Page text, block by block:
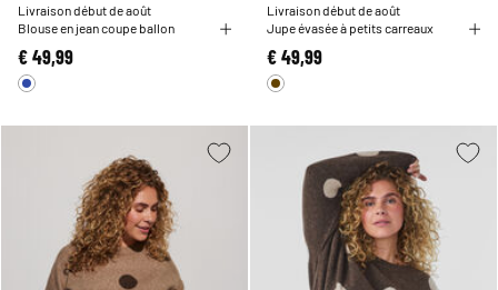
Livraison début de août
Blouse en jean coupe ballon
€ 49,99
Livraison début de août
Jupe évasée à petits carreaux
€ 49,99